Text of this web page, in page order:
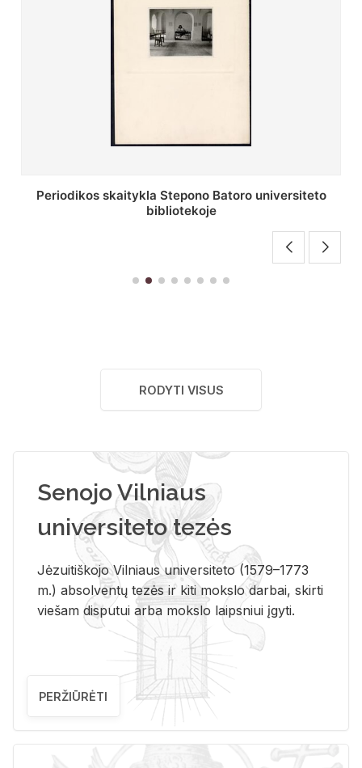
Stepono Batoro universiteto bibliotekos antrojo
aukšto fojė
RODYTI VISUS
Senojo Vilniaus
universiteto tezės
Jėzuitiškojo Vilniaus universiteto (1579–1773
m.) absolventų tezės ir kiti mokslo darbai, skirti
viešam disputui arba mokslo laipsniui įgyti.
PERŽIŪRĖTI